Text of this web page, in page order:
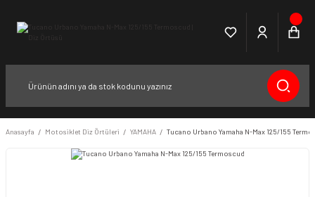
Anasayfa Motosiklet Diz Örtüleri YAMAHA Tucano Urbano Yamaha N-Max 125/155